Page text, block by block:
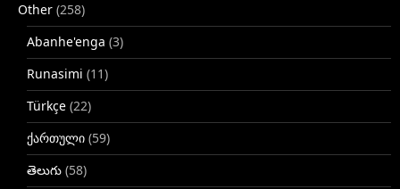
Other (258)
Abanhe'enga (3)
Runasimi (11)
Türkçe (22)
ქართული (59)
తెలుగు (58)